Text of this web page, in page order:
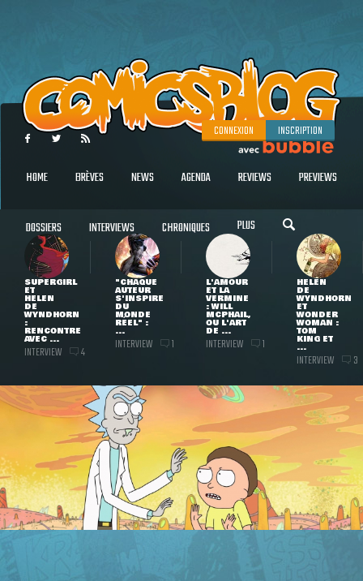
CONNEXION INSCRIPTION
HOME BRÈVES NEWS AGENDA REVIEWS PREVIEWS
DOSSIERS INTERVIEWS CHRONIQUES PLUS
SUPERGIRL
ET
HELEN
DE
WYNDHORN
:
RENCONTRE
AVEC ...
INTERVIEW 4
"CHAQUE
AUTEUR
S'INSPIRE
DU
MONDE
RÉEL" :
...
INTERVIEW 1
L'AMOUR
ET LA
VERMINE
: WILL
MCPHAIL,
OU L'ART
DE ...
INTERVIEW 1
HELEN
DE
WYNDHORN
ET
WONDER
WOMAN :
TOM
KING ET
...
INTERVIEW 3